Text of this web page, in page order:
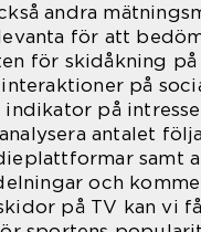
andra
för att
för skidåkning på
på
indikator på
antalet
samt
och
på TV kan vi